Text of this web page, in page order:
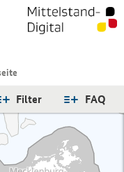
FAQ
Filter